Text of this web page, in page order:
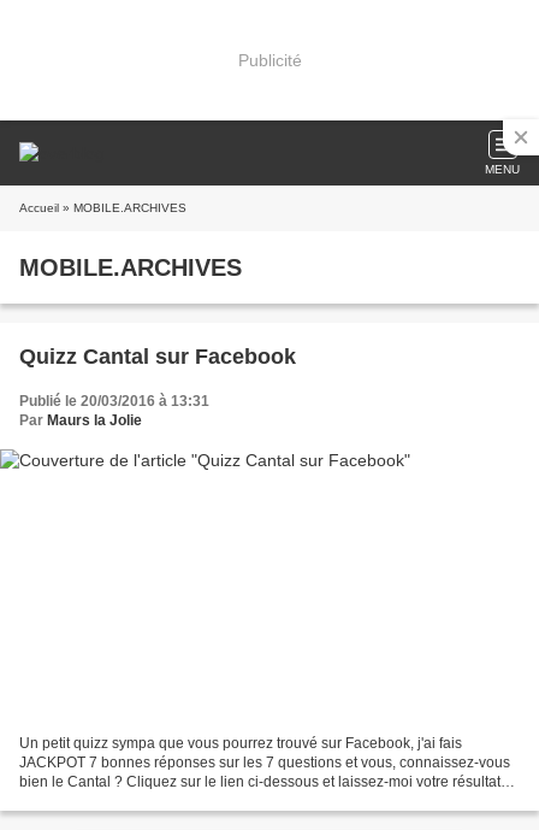
Publicité
MENU
Accueil » MOBILE.ARCHIVES
MOBILE.ARCHIVES
Quizz Cantal sur Facebook
Publié le 20/03/2016 à 13:31
Par Maurs la Jolie
Un petit quizz sympa que vous pourrez trouvé sur Facebook, j'ai fais
JACKPOT 7 bonnes réponses sur les 7 questions et vous, connaissez-vous
bien le Cantal ? Cliquez sur le lien ci-dessous et laissez-moi votre résultat